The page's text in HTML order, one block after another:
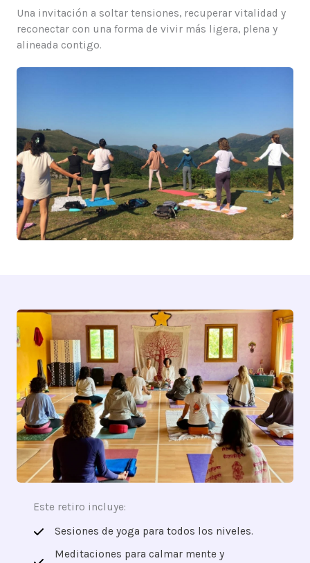
Una invitación a soltar tensiones, recuperar vitalidad y
reconectar con una forma de vivir más ligera, plena y
alineada contigo.
Este retiro incluye:
Sesiones de yoga para todos los niveles.
Meditaciones para calmar mente y